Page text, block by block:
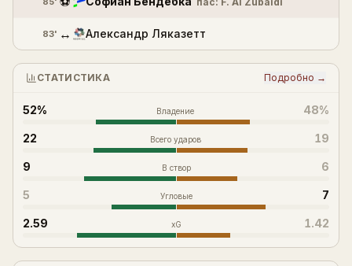
83' ↔ Александр Ляказетт
СТАТИСТИКА Подробно →
52% Владение 48%
22 Всего ударов 19
9 В створ 6
5 Угловые 7
2.59 xG 1.42